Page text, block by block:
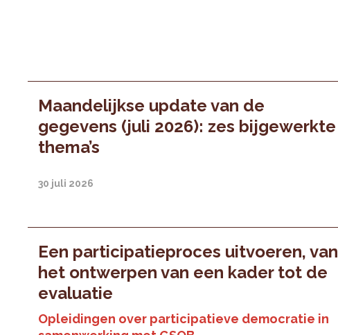
Maandelijkse update van de
gegevens (juli 2026): zes bijgewerkte
thema’s
30 juli 2026
Een participatieproces uitvoeren, van
het ontwerpen van een kader tot de
evaluatie
Opleidingen over participatieve democratie in